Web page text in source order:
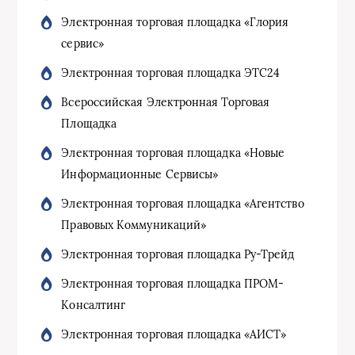
Электронная торговая площадка «Глория
сервис»
Электронная торговая площадка ЭТС24
Всероссийская Электронная Торговая
Площадка
Электронная торговая площадка «Новые
Информационные Сервисы»
Электронная торговая площадка «Агентство
Правовых Коммуникаций»
Электронная торговая площадка Ру-Трейд
Электронная торговая площадка ПРОМ-
Консалтинг
Электронная торговая площадка «АИСТ»